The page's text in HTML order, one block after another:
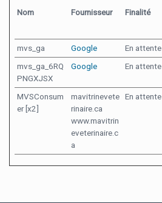
Nom Fournisseur Finalité
mvs_ga
Google En attente
mvs_ga_6RQ
PNGXJSX
Google En attente
MVSConsum
er [x2]
mavitrinevete
rinaire.ca
www.mavitrin
eveterinaire.c
a
En attente